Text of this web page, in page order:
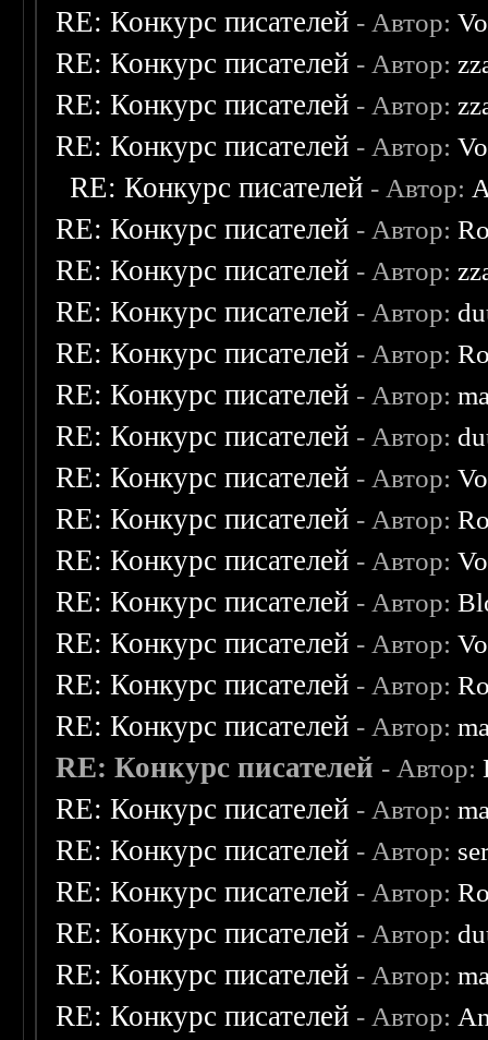
RE: Конкурс писателей - Автор:
RE: Конкурс писателей - Автор:
RE: Конкурс писателей - Автор:
RE: Конкурс писателей - Автор:
RE: Конкурс писателей - Автор:
RE: Конкурс писателей - Автор:
RE: Конкурс писателей - Автор:
RE: Конкурс писателей - Автор:
RE: Конкурс писателей - Автор:
RE: Конкурс писателей - Автор:
RE: Конкурс писателей - Автор:
RE: Конкурс писателей - Автор:
RE: Конкурс писателей - Автор:
RE: Конкурс писателей - Автор:
RE: Конкурс писателей - Автор:
RE: Конкурс писателей - Автор:
RE: Конкурс писателей - Автор:
RE: Конкурс писателей - Автор:
RE: Конкурс писателей - Автор:
RE: Конкурс писателей - Автор:
RE: Конкурс писателей - Автор:
RE: Конкурс писателей - Автор:
RE: Конкурс писателей - Автор:
RE: Конкурс писателей - Автор:
RE: Конкурс писателей - Автор: